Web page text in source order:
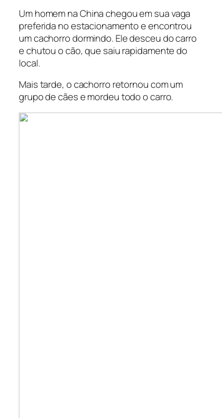
Um homem na China chegou em sua vaga
preferida no estacionamento e encontrou
um cachorro dormindo. Ele desceu do carro
e chutou o cão, que saiu rapidamente do
local.
Mais tarde, o cachorro retornou com um
grupo de cães e mordeu todo o carro.